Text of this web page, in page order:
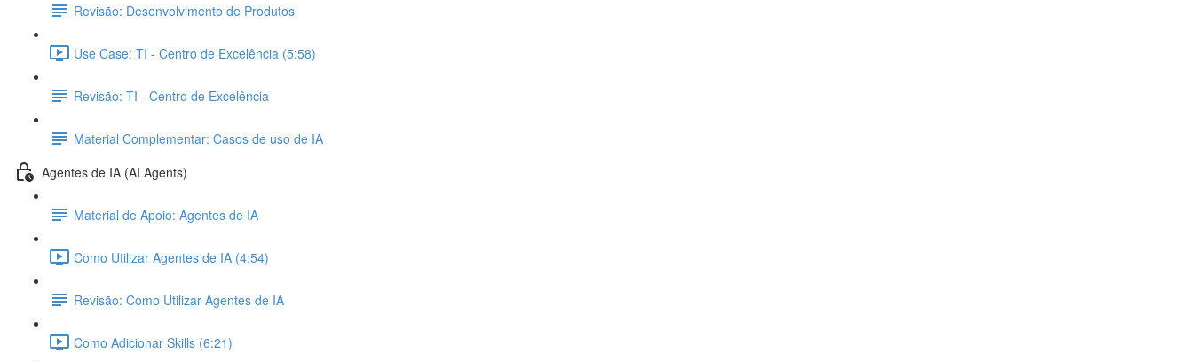
Revisão: Desenvolvimento de Produtos
Use Case: TI - Centro de Excelência (5:58)
Revisão: TI - Centro de Excelência
Material Complementar: Casos de uso de IA
Agentes de IA (AI Agents)
Material de Apoio: Agentes de IA
Como Utilizar Agentes de IA (4:54)
Revisão: Como Utilizar Agentes de IA
Como Adicionar Skills (6:21)